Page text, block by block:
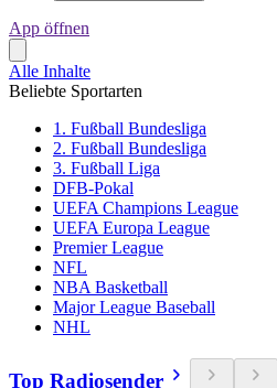
App öffnen
Alle Inhalte
Beliebte Sportarten
1. Fußball Bundesliga
2. Fußball Bundesliga
3. Fußball Liga
DFB-Pokal
UEFA Champions League
UEFA Europa League
Premier League
NFL
NBA Basketball
Major League Baseball
NHL
Top Radiosender